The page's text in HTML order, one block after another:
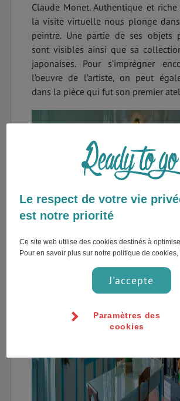
Claude Monet. Authentique et
la visite virtuelle nous plonge dans
peintre. Une partie de ses objets
sont visibles ainsi que sa
japonaises. Pour s’imprégner
l’oeuvre de l’artiste, on peut
dans la pièce qui fut son premier
Le respect de votre vie
est notre priorité
Ce site web utilise des cookies destinés à
Pour en savoir plus sur notre politique de cookies,
J'accepte
Paramètres des
cookies